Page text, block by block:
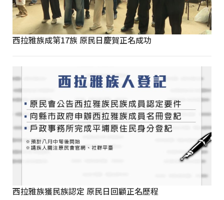
西拉雅族成第17族 原民日慶賀正名成功
西拉雅族獲民族認定 原民日回顧正名歷程